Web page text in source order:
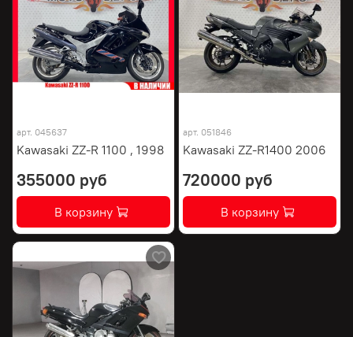
арт. 045637
Kawasaki ZZ-R 1100 , 1998
355000 руб
В корзину
арт. 051846
Kawasaki ZZ-R1400 2006
720000 руб
В корзину